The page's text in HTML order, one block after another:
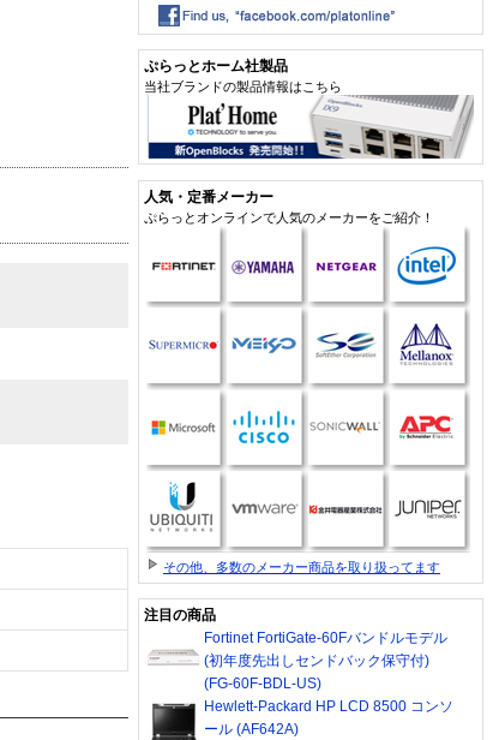
ぷらっとホーム社製品
当社ブランドの製品情報はこちら
人気・定番メーカー
ぷらっとオンラインで人気のメーカーをご紹介！
その他、多数のメーカー商品を取り扱ってます
注目の商品
Fortinet FortiGate-60Fバンドルモデル
(初年度先出しセンドバック保守付)
(FG-60F-BDL-US)
Hewlett-Packard HP LCD 8500 コンソ
ール (AF642A)